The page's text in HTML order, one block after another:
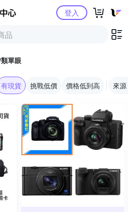
Yahoo購物中心登入
單眼
有現貨 挑戰低價 價格低到高 來源